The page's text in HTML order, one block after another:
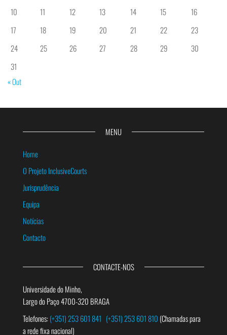
10
11 12 13 14 15
16
17
18 19 20 21 22
23
24
25 26 27 28 29
30
31
« Out
MENU
Home
O Projeto InclusiveCourts
Jurisprudência
Equipa
Notícias
Contacto
CONTACTE-NOS
Universidade do Minho,
Largo do Paço 4700-320 BRAGA
Telefones:(+351) 253 601 841 (+351) 253 601 810 (Chamadas para
a rede fixa nacional)